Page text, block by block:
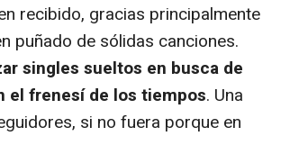
recibido, gracias principalmente
puñado de sólidas canciones.
singles sueltos en busca de
el frenesí de los tiempos. Una
si no fuera porque en